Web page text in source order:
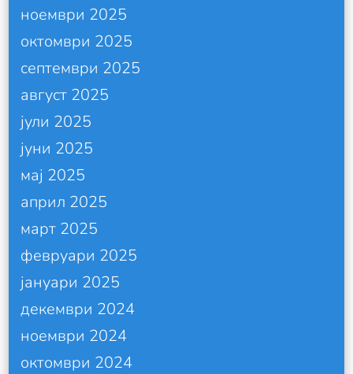
ноември 2025
октомври 2025
септември 2025
август 2025
јули 2025
јуни 2025
мај 2025
април 2025
март 2025
февруари 2025
јануари 2025
декември 2024
ноември 2024
октомври 2024